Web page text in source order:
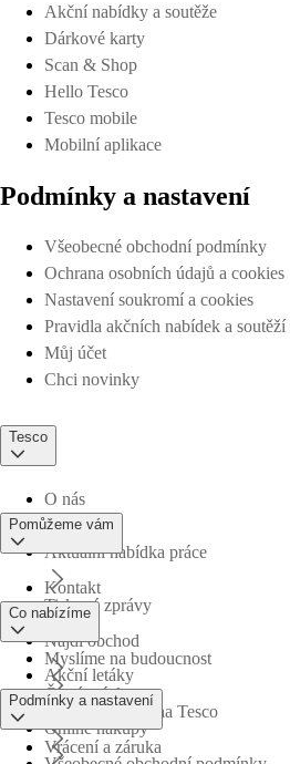
Akční nabídky a soutěže
Dárkové karty
Scan & Shop
Hello Tesco
Tesco mobile
Mobilní aplikace
Podmínky a nastavení
Všeobecné obchodní podmínky
Ochrana osobních údajů a cookies
Nastavení soukromí a cookies
Pravidla akčních nabídek a soutěží
Můj účet
Chci novinky
Tesco
O nás
Aktuální nabídka práce
Tiskové zprávy
Myslíme na budoucnost
Obchodní skupina Tesco
Pomůžeme vám
Kontakt
Najdi obchod
Časté otázky
Vrácení a záruka
Co nabízíme
Akční letáky
Online nákupy
Podmínky a nastavení